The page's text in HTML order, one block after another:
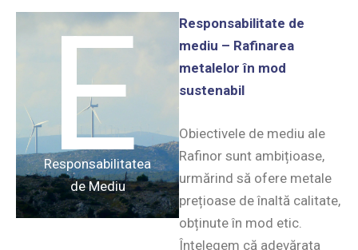
E
Responsabilitatea
de Mediu
Responsabilitate de
mediu – Rafinarea
metalelor în mod
sustenabil
Obiectivele de mediu ale
Rafinor sunt ambițioase,
urmărind să ofere metale
prețioase de înaltă calitate,
obținute în mod etic.
Înțelegem că adevărata